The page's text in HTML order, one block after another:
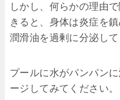
しかし、何らかの理由
きると、身体は炎症を
潤滑油を過剰に分泌して
プールに水がパンパン
ージしてみてください。